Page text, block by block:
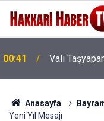
00:37
Vali
Anasayfa
Yeni Yıl Mesajı